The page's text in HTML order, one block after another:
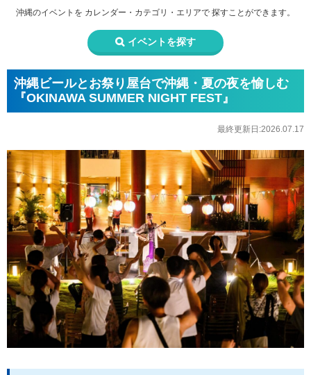
沖縄のイベントを カレンダー・カテゴリ・エリアで 探すことができます。
イベントを探す
沖縄ビールとお祭り屋台で沖縄・夏の夜を愉しむ
『OKINAWA SUMMER NIGHT FEST』
最終更新日:2026.07.17